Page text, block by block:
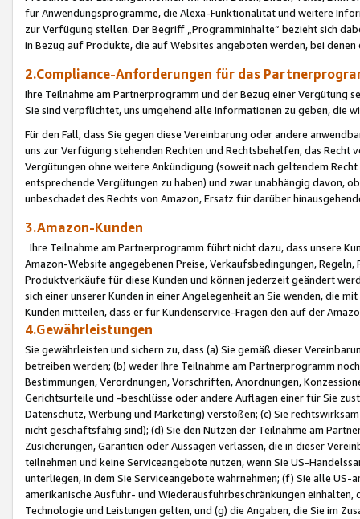
für Anwendungsprogramme, die Alexa-Funktionalität und weitere
zur Verfügung stellen. Der Begriff „Programminhalte“ bezieht sich
in Bezug auf Produkte, die auf Websites angeboten werden, bei
2.Compliance-Anforderungen für das
Ihre Teilnahme am Partnerprogramm und der Bezug einer Vergütung
Sie sind verpflichtet, uns umgehend alle Informationen zu geben, die
Für den Fall, dass Sie gegen diese Vereinbarung oder andere
uns zur Verfügung stehenden Rechten und Rechtsbehelfen, das
Vergütungen ohne weitere Ankündigung (soweit nach geltendem
entsprechende Vergütungen zu haben) und zwar unabhängig davon,
unbeschadet des Rechts von Amazon, Ersatz für darüber
3.Amazon-Kunden
Ihre Teilnahme am Partnerprogramm führt nicht dazu, dass unsere
Amazon-Website angegebenen Preise, Verkaufsbedingungen,
Produktverkäufe für diese Kunden und können jederzeit geändert
sich einer unserer Kunden in einer Angelegenheit an Sie wenden, die
Kunden mitteilen, dass er für Kundenservice-Fragen den auf der
4.Gewährleistungen
Sie gewährleisten und sichern zu, dass (a) Sie gemäß dieser
betreiben werden; (b) weder Ihre Teilnahme am Partnerprogramm
Bestimmungen, Verordnungen, Vorschriften, Anordnungen,
Gerichtsurteile und -beschlüsse oder andere Auflagen einer für Sie
Datenschutz, Werbung und Marketing) verstoßen; (c) Sie
nicht geschäftsfähig sind); (d) Sie den Nutzen der Teilnahme am
Zusicherungen, Garantien oder Aussagen verlassen, die in dieser
teilnehmen und keine Serviceangebote nutzen, wenn Sie US-
unterliegen, in dem Sie Serviceangebote wahrnehmen; (f) Sie alle
amerikanische Ausfuhr- und Wiederausfuhrbeschränkungen
Technologie und Leistungen gelten, und (g) die Angaben, die Sie im